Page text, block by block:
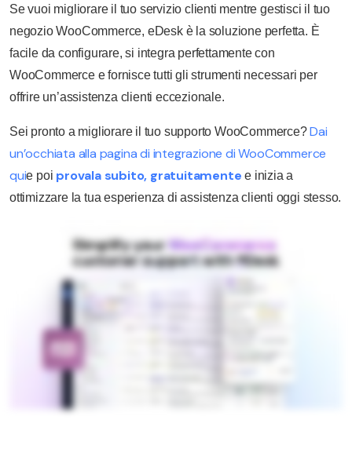
Se vuoi migliorare il tuo servizio clienti mentre gestisci il tuo
negozio WooCommerce, eDesk è la soluzione perfetta. È
facile da configurare, si integra perfettamente con
WooCommerce e fornisce tutti gli strumenti necessari per
offrire un’assistenza clienti eccezionale.
Sei pronto a migliorare il tuo supporto WooCommerce? Dai
un’occhiata alla pagina di integrazione di WooCommerce
quie poi provala subito, gratuitamente e inizia a
ottimizzare la tua esperienza di assistenza clienti oggi stesso.